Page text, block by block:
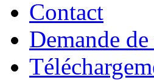
Contact
Demande